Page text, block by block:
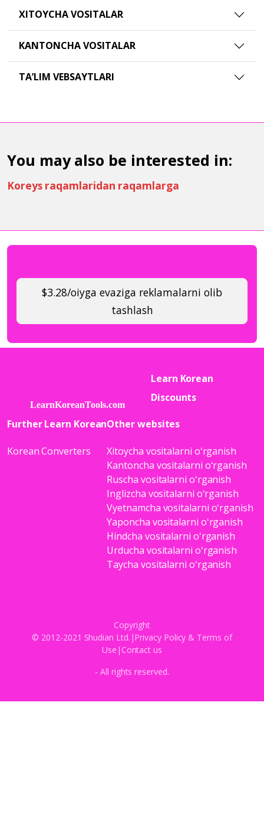
XITOYCHA VOSITALAR
KANTONCHA VOSITALAR
TAʼLIM VEBSAYTLARI
You may also be interested in:
Koreys raqamlaridan raqamlarga
$3.28/oiyga evaziga reklamalarni olib
tashlash
Learn Korean
Discounts
Further Learn Korean
Korean Converters
Other websites
Xitoycha vositalarni oʻrganish
Kantoncha vositalarni oʻrganish
Ruscha vositalarni oʻrganish
Inglizcha vositalarni oʻrganish
Vyetnamcha vositalarni oʻrganish
Yaponcha vositalarni oʻrganish
Hindcha vositalarni oʻrganish
Urducha vositalarni oʻrganish
Taycha vositalarni oʻrganish
Copyright
© 2012-2021 Shudian Ltd.|Privacy Policy & Terms of
Use | Contact us
- All rights reserved.